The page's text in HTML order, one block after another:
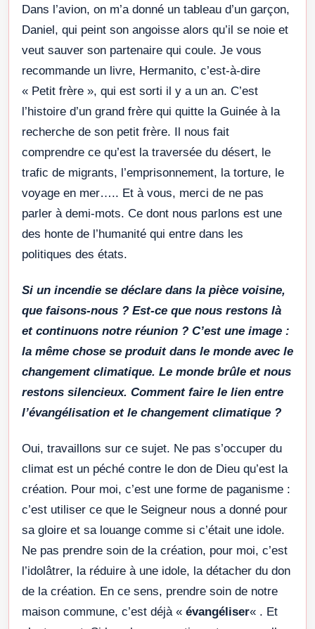
Dans l’avion, on m’a donné un tableau d’un garçon,
Daniel, qui peint son angoisse alors qu’il se noie et
veut sauver son partenaire qui coule. Je vous
recommande un livre, Hermanito, c’est-à-dire
« Petit frère », qui est sorti il y a un an. C’est
l’histoire d’un grand frère qui quitte la Guinée à la
recherche de son petit frère. Il nous fait
comprendre ce qu’est la traversée du désert, le
trafic de migrants, l’emprisonnement, la torture, le
voyage en mer….. Et à vous, merci de ne pas
parler à demi-mots. Ce dont nous parlons est une
des honte de l’humanité qui entre dans les
politiques des états.
Si un incendie se déclare dans la pièce voisine,
que faisons-nous ? Est-ce que nous restons là
et continuons notre réunion ? C’est une image :
la même chose se produit dans le monde avec le
changement climatique. Le monde brûle et nous
restons silencieux. Comment faire le lien entre
l’évangélisation et le changement climatique ?
Oui, travaillons sur ce sujet. Ne pas s’occuper du
climat est un péché contre le don de Dieu qu’est la
création. Pour moi, c’est une forme de paganisme :
c’est utiliser ce que le Seigneur nous a donné pour
sa gloire et sa louange comme si c’était une idole.
Ne pas prendre soin de la création, pour moi, c’est
l’idolâtrer, la réduire à une idole, la détacher du don
de la création. En ce sens, prendre soin de notre
maison commune, c’est déjà « évangéliser« . Et